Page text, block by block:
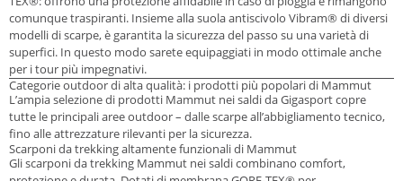
comunque traspiranti. Insieme alla suola antiscivolo Vibram®di diversi
modelli di scarpe, è garantita la sicurezza del passo su una varietà di
superfici. In questo modo sarete equipaggiati in modo ottimale anche
per i tour più impegnativi.
Categorie outdoor di alta qualità: i prodotti più popolari di Mammut
L’ampia selezione di prodotti Mammut nei saldi da Gigasport copre
tutte le principali aree outdoor – dalle scarpe all’abbigliamento tecnico,
fino alle attrezzature rilevanti per la sicurezza.
Scarponi da trekking altamente funzionali di Mammut
Gli scarponi da trekking Mammut nei saldi combinano comfort,